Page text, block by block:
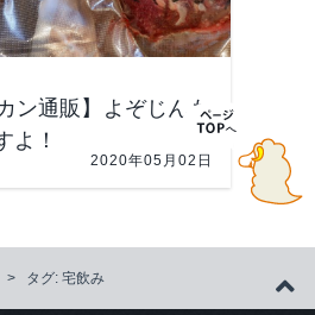
ン通販】よぞじんも
よ！
2020年05月02日
> タグ: 宅飲み